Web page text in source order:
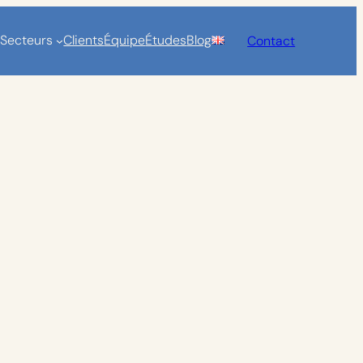
Secteurs ClientsÉquipeÉtudesBlog Contact